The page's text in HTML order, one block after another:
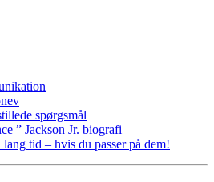
spørgsmål
” Jackson Jr. biografi
tid – hvis du passer på dem!